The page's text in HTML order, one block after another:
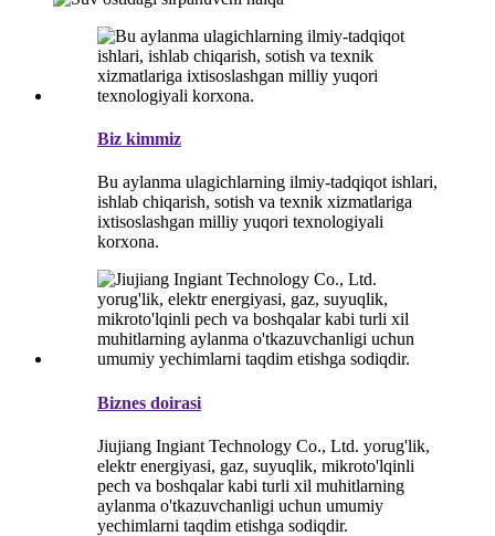
Biz kimmiz
Bu aylanma ulagichlarning ilmiy-tadqiqot ishlari,
ishlab chiqarish, sotish va texnik xizmatlariga
ixtisoslashgan milliy yuqori texnologiyali
korxona.
Biznes doirasi
Jiujiang Ingiant Technology Co., Ltd. yorug'lik,
elektr energiyasi, gaz, suyuqlik, mikroto'lqinli
pech va boshqalar kabi turli xil muhitlarning
aylanma o'tkazuvchanligi uchun umumiy
yechimlarni taqdim etishga sodiqdir.